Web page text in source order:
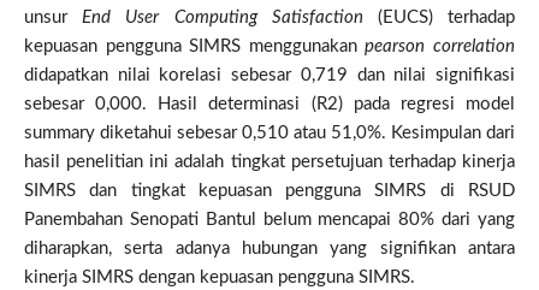
unsurEnd User Computing Satisfaction (EUCS) terhadap
kepuasan pengguna SIMRS menggunakanpearson correlation
didapatkan nilai korelasi sebesar 0,719 dan nilai signifikasi
sebesar 0,000. Hasil determinasi (R2) pada regresi model
summary diketahui sebesar 0,510 atau 51,0%. Kesimpulan dari
hasil penelitian ini adalah tingkat persetujuan terhadap kinerja
SIMRS dan tingkat kepuasan pengguna SIMRS di RSUD
Panembahan Senopati Bantul belum mencapai 80% dari yang
diharapkan, serta adanya hubungan yang signifikan antara
kinerja SIMRS dengan kepuasan pengguna SIMRS.